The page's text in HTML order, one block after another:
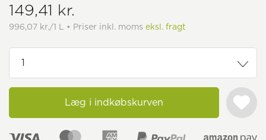
149,41 kr.
996,07 kr./1 L • Priser inkl. moms eksl. fragt
Læg i indkøbskurven